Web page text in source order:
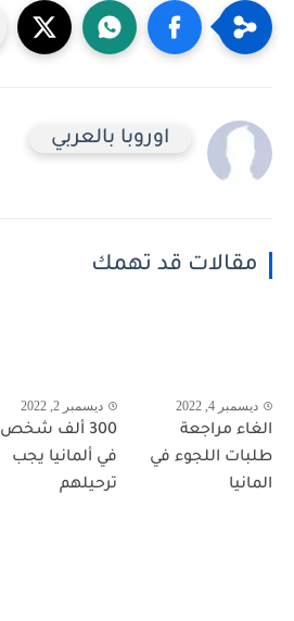
اوروبا بالعربي
مقالات قد تهمك
ديسمبر 4, 2022
الغاء مراجعة
طلبات اللجوء في
المانيا
ديسمبر 2, 2022
300 ألف شخص
في ألمانيا يجب
ترحيلهم